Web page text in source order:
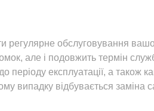
регулярне обслуговування
але і подовжить термін
періоду експлуатації, а також
випадку відбувається заміна